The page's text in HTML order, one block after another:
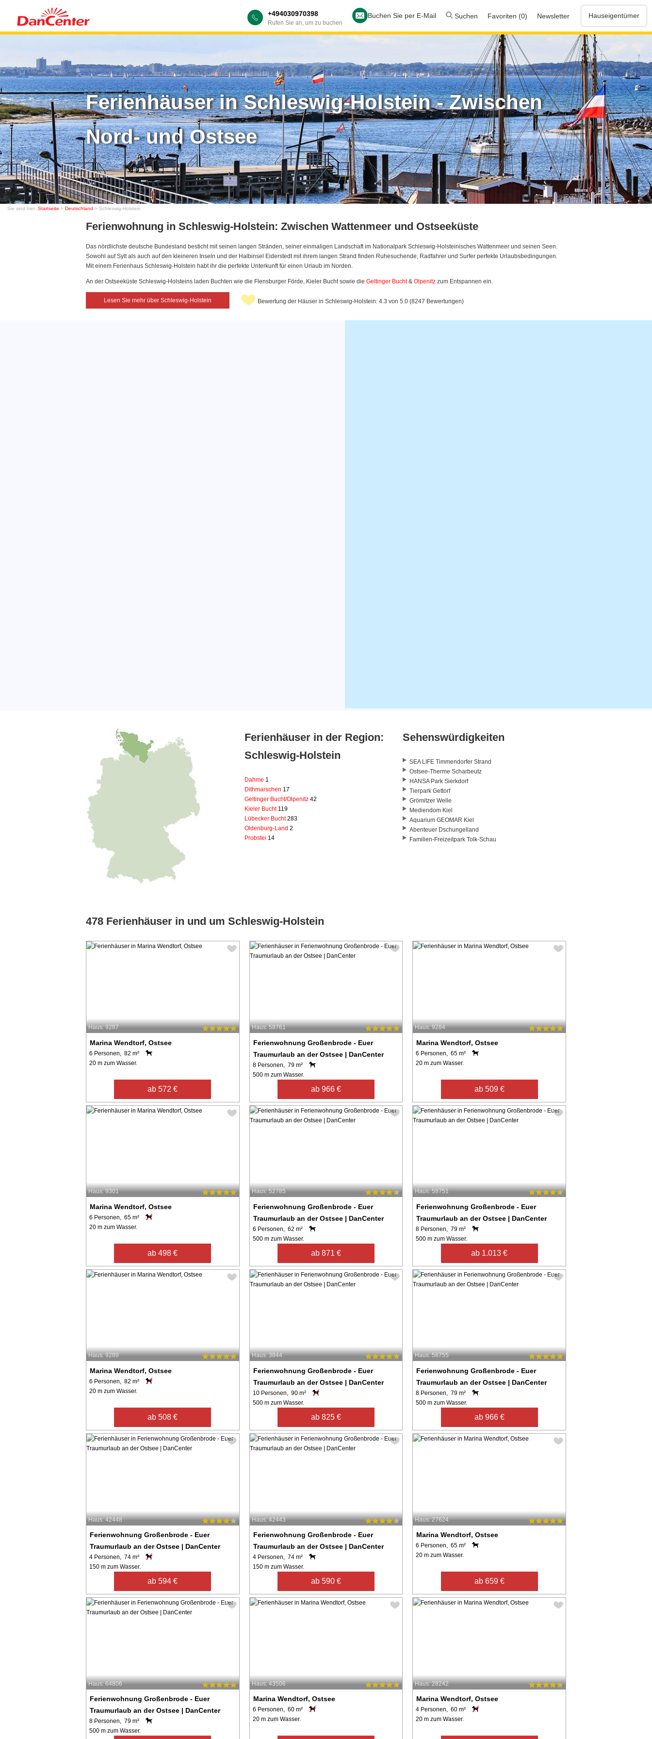
+494030970398
Rufen Sie an, um zu buchen
Buchen Sie per E-Mail Suchen Favoriten (0) Newsletter Hauseigentümer
Ferienhäuser in Schleswig-Holstein - Zwischen
Nord- und Ostsee
Sie sind hier: Startseite > Deutschland > Schleswig-Holstein
Ferienwohnung in Schleswig-Holstein: Zwischen Wattenmeer und Ostseeküste
Das nördlichste deutsche Bundesland besticht mit seinen langen Stränden, seiner einmaligen Landschaft im Nationalpark Schleswig-Holsteinisches Wattenmeer und seinen Seen.
Sowohl auf Sylt als auch auf den kleineren Inseln und der Halbinsel Eiderstedt mit ihrem langen Strand finden Ruhesuchende, Radfahrer und Surfer perfekte Urlaubsbedingungen.
Mit einem Ferienhaus Schleswig-Holstein habt ihr die perfekte Unterkunft für einen Urlaub im Norden.
An der Ostseeküste Schleswig-Holsteins laden Buchten wie die Flensburger Förde, Kieler Bucht sowie die Geltinger Bucht& Olpenitz zum Entspannen ein.
Lesen Sie mehr über Schleswig-Holstein Bewertung der Häuser in Schleswig-Holstein: 4.3 von 5.0 (8247 Bewertungen)
Ferienhäuser in der Region:
Schleswig-Holstein
Dahme 1
Dithmarschen 17
Geltinger Bucht/Olpenitz 42
Kieler Bucht 119
Lübecker Bucht283
Oldenburg-Land 2
Probstei 14
Sehenswürdigkeiten
SEA LIFE Timmendorfer Strand
Ostsee-Therme Scharbeutz
HANSA Park Sierkdorf
Tierpark Gettorf
Grömitzer Welle
Mediendom Kiel
Aquarium GEOMAR Kiel
Abenteuer Dschungelland
Familien-Freizeitpark Tolk-Schau
478 Ferienhäuser in und um Schleswig-Holstein
Haus: 9287
Marina Wendtorf, Ostsee
6 Personen, 82 m²
20 m zum Wasser.
ab 572 €
Haus: 58761
Ferienwohnung Großenbrode - Euer
Traumurlaub an der Ostsee | DanCenter
8 Personen, 79 m²
500 m zum Wasser.
ab 966 €
Haus: 9284
Marina Wendtorf, Ostsee
6 Personen, 65 m²
20 m zum Wasser.
ab 509 €
Haus: 9301
Marina Wendtorf, Ostsee
6 Personen, 65 m²
20 m zum Wasser.
ab 498 €
Haus: 52785
Ferienwohnung Großenbrode - Euer
Traumurlaub an der Ostsee | DanCenter
6 Personen, 62 m²
500 m zum Wasser.
ab 871 €
Haus: 58751
Ferienwohnung Großenbrode - Euer
Traumurlaub an der Ostsee | DanCenter
8 Personen, 79 m²
500 m zum Wasser.
ab 1.013 €
Haus: 9289
Marina Wendtorf, Ostsee
6 Personen, 82 m²
20 m zum Wasser.
ab 508 €
Haus: 3844
Ferienwohnung Großenbrode - Euer
Traumurlaub an der Ostsee | DanCenter
10 Personen, 90 m²
500 m zum Wasser.
ab 825 €
Haus: 58755
Ferienwohnung Großenbrode - Euer
Traumurlaub an der Ostsee | DanCenter
8 Personen, 79 m²
500 m zum Wasser.
ab 966 €
Haus: 42448
Ferienwohnung Großenbrode - Euer
Traumurlaub an der Ostsee | DanCenter
4 Personen, 74 m²
150 m zum Wasser.
ab 594 €
Haus: 42443
Ferienwohnung Großenbrode - Euer
Traumurlaub an der Ostsee | DanCenter
4 Personen, 74 m²
150 m zum Wasser.
ab 590 €
Haus: 27624
Marina Wendtorf, Ostsee
6 Personen, 65 m²
20 m zum Wasser.
ab 659 €
Haus: 64806
Ferienwohnung Großenbrode - Euer
Traumurlaub an der Ostsee | DanCenter
8 Personen, 79 m²
500 m zum Wasser.
Haus: 43506
Marina Wendtorf, Ostsee
6 Personen, 60 m²
20 m zum Wasser.
Haus: 28242
Marina Wendtorf, Ostsee
4 Personen, 60 m²
20 m zum Wasser.